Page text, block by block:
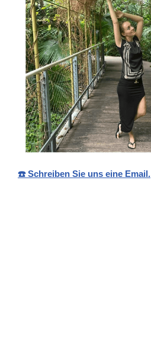
☎️ Schreiben Sie uns eine Email.